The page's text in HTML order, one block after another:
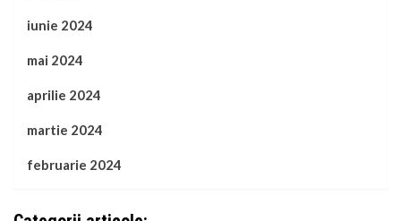
iunie 2024
mai 2024
aprilie 2024
martie 2024
februarie 2024